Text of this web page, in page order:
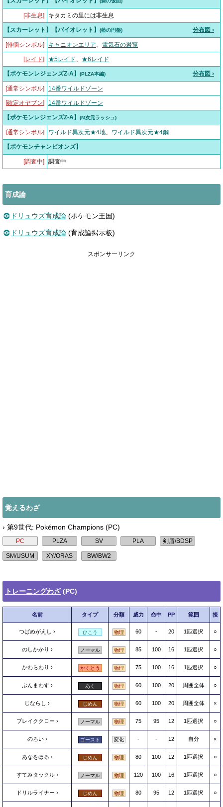
[非生息] キタカミの里には非生息
【スカーレット】【バイオレット】 (藍の円盤) 分布図 ›
[徘徊シンボル] キャニオンエリア、 電気石の岩窟
[レイド] ★5レイド、 ★6レイド
【ポケモンレジェンズZ-A】 (PLZA本編) 分布図 ›
[通常シンボル] 14番ワイルドゾーン
[確定オヤブン] 14番ワイルドゾーン
【ポケモンレジェンズZ-A】 (M次元ラッシュ)
[通常シンボル] ワイルド異次元★4地、 ワイルド異次元★4鋼
【ポケモンチャンピオンズ】
[調査中] 調査中
育成論
ドリュウズ育成論 (ポケモン王国)
ドリュウズ育成論 (育成論掲示板)
スポンサーリンク
覚えるわざ
› 第9世代: Pokémon Champions (PC)
トレーニングわざ(PC)
名前 タイプ 分類 威力 命中 PP 範囲 接
つばめがえし ひこう 物理 60 - 20 1匹選択 ○
のしかかり ノーマル 物理 85 100 16 1匹選択 ○
かわらわり かくとう 物理 75 100 16 1匹選択 ○
ぶんまわす あく 物理 60 100 20 周囲全体 ○
じならし じめん 物理 60 100 20 周囲全体 ×
ブレイククロー ノーマル 物理 75 95 12 1匹選択 ○
のろい ゴースト 変化 - - 12 自分 ×
あなをほる じめん 物理 80 100 12 1匹選択 ○
すてみタックル ノーマル 物理 120 100 16 1匹選択 ○
ドリルライナー じめん 物理 80 95 12 1匹選択 ○